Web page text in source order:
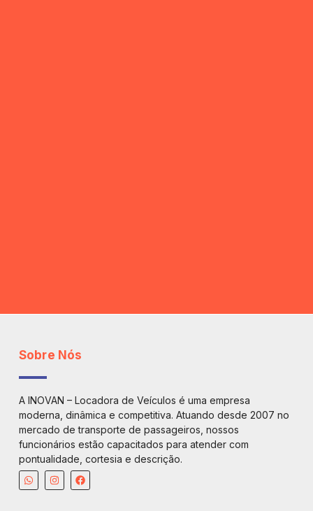
Sobre Nós
A INOVAN – Locadora de Veículos é uma empresa
moderna, dinâmica e competitiva. Atuando desde 2007 no
mercado de transporte de passageiros, nossos
funcionários estão capacitados para atender com
pontualidade, cortesia e descrição.